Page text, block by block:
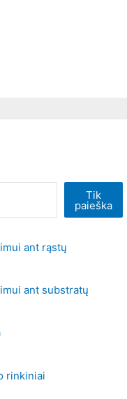
Tik
paieška
ant rąstų
ant substratų
rinkiniai